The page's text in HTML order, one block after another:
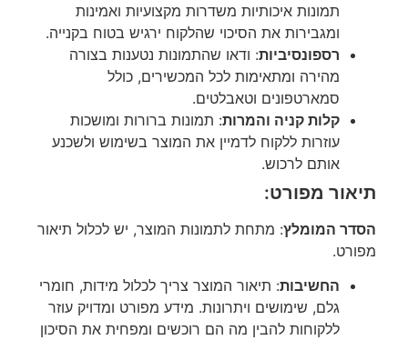
תמונות איכותיות משדרות מקצועיות ואמינות
ומגבירות את הסיכוי שהלקוח ירגיש בטוח בקנייה.
רספונסיביות: ודאו שהתמונות נטענות בצורה
מהירה ומתאימות לכל המכשירים, כולל
סמארטפונים וטאבלטים.
קלות קניה והמרות: תמונות ברורות ומושכות
עוזרות ללקוח לדמיין את המוצר בשימוש ולשכנע
אותם לרכוש.
תיאור מפורט:
הסדר המומלץ: מתחת לתמונות המוצר, יש לכלול תיאור
מפורט.
החשיבות: תיאור המוצר צריך לכלול מידות, חומרי
גלם, שימושים ויתרונות. מידע מפורט ומדויק עוזר
ללקוחות להבין מה הם רוכשים ומפחית את הסיכון